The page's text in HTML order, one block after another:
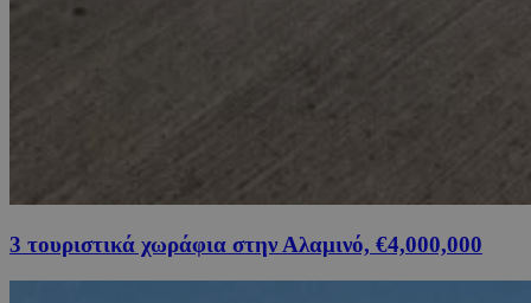
3 τουριστικά χωράφια στην Αλαμινό, €4,000,000